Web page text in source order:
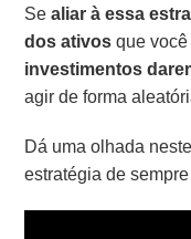
Sealiar à essa
dos ativosque
investimentos
agir de forma
Dá uma olhada
estratégia de